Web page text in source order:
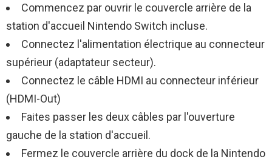
Commencez par ouvrir le couvercle arrière de la
station d'accueil Nintendo Switch incluse.
Connectez l'alimentation électrique au connecteur
supérieur (adaptateur secteur).
Connectez le câble HDMI au connecteur inférieur
(HDMI-Out)
Faites passer les deux câbles par l'ouverture
gauche de la station d'accueil.
Fermez le couvercle arrière du dock de la Nintendo